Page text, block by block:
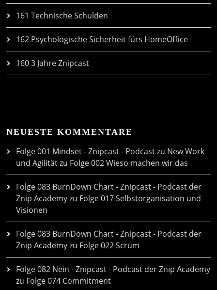
161 Technische Schulden
162 Psychologische Sicherheit fürs HomeOffice
160 3 Jahre Znipcast
NEUESTE KOMMENTARE
Folge 001 Mindset - Znipcast - Podcast zu New Work
und Agilitätzu Folge 002 Wieso machen wir das
Folge 083 BurnDown Chart - Znipcast - Podcast der
Znip Academyzu Folge 017 Selbstorganisation und
Visionen
Folge 083 BurnDown Chart - Znipcast - Podcast der
Znip Academyzu Folge 022 Scrum
Folge 082 Nein - Znipcast - Podcast der Znip Academy
zu Folge 074 Commitment